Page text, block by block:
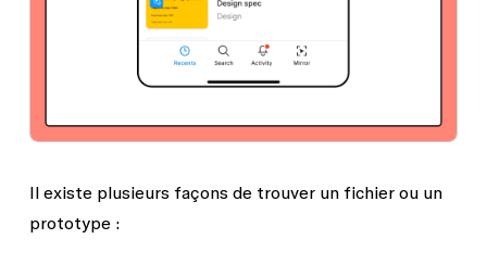
Il existe plusieurs façons de trouver un fichier ou un
prototype :